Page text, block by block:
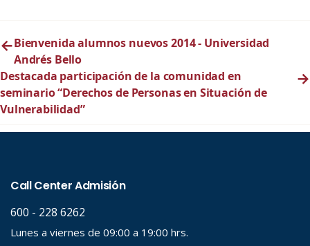
←Bienvenida alumnos nuevos 2014 - Universidad
Andrés Bello
Destacada participación de la comunidad en
seminario “Derechos de Personas en Situación de
Vulnerabilidad”
→